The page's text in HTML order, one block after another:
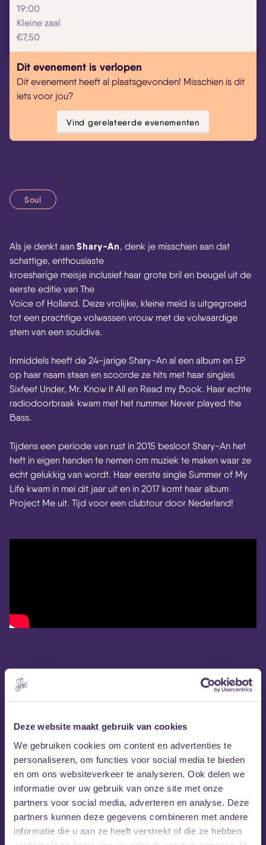
Deze website maakt gebruik van cookies
We gebruiken cookies om content en advertenties te
personaliseren, om functies voor social media te bieden
en om ons websiteverkeer te analyseren. Ook delen we
informatie over uw gebruik van onze site met onze
partners voor social media, adverteren en analyse. Deze
partners kunnen deze gegevens combineren met andere
informatie die u aan ze heeft verstrekt of die ze hebben
19:00
Kleine zaal
€7,50
Dit evenement is verlopen
Dit evenement heeft al plaatsgevonden! Misschien is dit
iets voor jou?
Vind gerelateerde evenementen
Soul
Als je denkt aan Shary-An, denk je misschien aan dat
schattige, enthousiaste
kroesharige meisje inclusief haar grote bril en beugel uit de
eerste editie van The
Voice of Holland. Deze vrolijke, kleine meid is uitgegroeid
tot een prachtige volwassen vrouw met de volwaardige
stem van een souldiva.
Inmiddels heeft de 24-jarige Shary-An al een album en EP
op haar naam staan en scoorde ze hits met haar singles
Sixfeet Under, Mr. Know it All en Read my Book. Haar echte
radiodoorbraak kwam met het nummer Never played the
Bass.
Tijdens een periode van rust in 2015 besloot Shary-An het
heft in eigen handen te nemen om muziek te maken waar ze
echt gelukkig van wordt. Haar eerste single Summer of My
Life kwam in mei dit jaar uit en in 2017 komt haar album
Project Me uit. Tijd voor een clubtour door Nederland!